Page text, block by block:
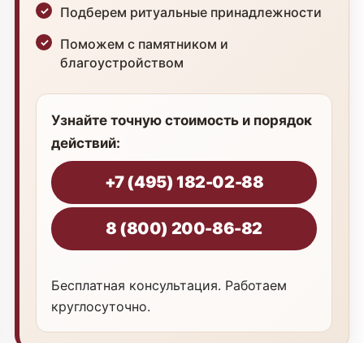
Подберем ритуальные принадлежности
Поможем с памятником и
благоустройством
Узнайте точную стоимость и порядок
действий:
+7 (495) 182-02-88
8 (800) 200-86-82
Бесплатная консультация. Работаем
круглосуточно.